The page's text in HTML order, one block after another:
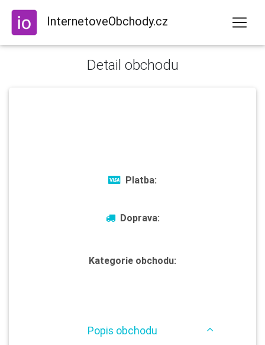
InternetoveObchody.cz
Detail obchodu
Platba:
Doprava:
Kategorie obchodu:
Popis obchodu